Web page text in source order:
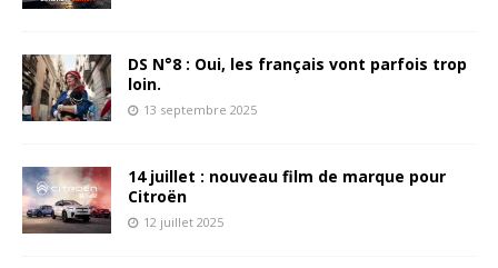
DS N°8 : Oui, les français vont parfois trop
loin.
13 septembre 2025
14 juillet : nouveau film de marque pour
Citroën
12 juillet 2025